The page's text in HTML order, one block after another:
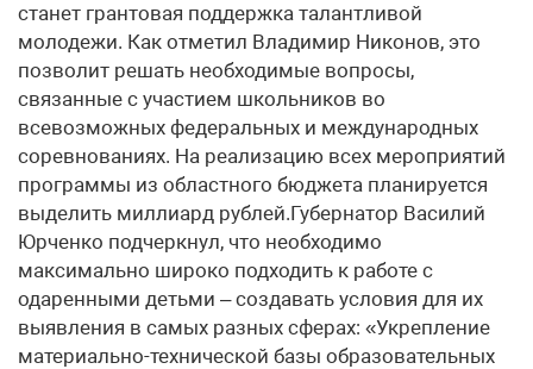
станет грантовая поддержка талантливой
молодежи. Как отметил Владимир Никонов, это
позволит решать необходимые вопросы,
связанные с участием школьников во
всевозможных федеральных и международных
соревнованиях. На реализацию всех мероприятий
программы из областного бюджета планируется
выделить миллиард рублей.Губернатор Василий
Юрченко подчеркнул, что необходимо
максимально широко подходить к работе с
одаренными детьми – создавать условия для их
выявления в самых разных сферах: «Укрепление
материально-технической базы образовательных